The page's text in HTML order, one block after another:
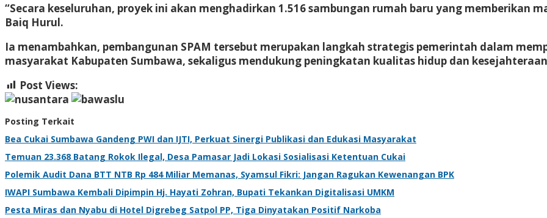
“Secara keseluruhan, proyek ini akan menghadirkan 1.516 sambungan rumah baru yang memberikan
Baiq Hurul.
Ia menambahkan, pembangunan SPAM tersebut merupakan langkah strategis pemerintah dalam
masyarakat Kabupaten Sumbawa, sekaligus mendukung peningkatan kualitas hidup dan
Post Views:
Posting Terkait
Bea Cukai Sumbawa Gandeng PWI dan IJTI, Perkuat Sinergi Publikasi dan Edukasi Masyarakat
Temuan 23.368 Batang Rokok Ilegal, Desa Pamasar Jadi Lokasi Sosialisasi Ketentuan Cukai
Polemik Audit Dana BTT NTB Rp 484 Miliar Memanas, Syamsul Fikri: Jangan Ragukan Kewenangan BPK
IWAPI Sumbawa Kembali Dipimpin Hj. Hayati Zohran, Bupati Tekankan Digitalisasi UMKM
Pesta Miras dan Nyabu di Hotel Digrebeg Satpol PP, Tiga Dinyatakan Positif Narkoba